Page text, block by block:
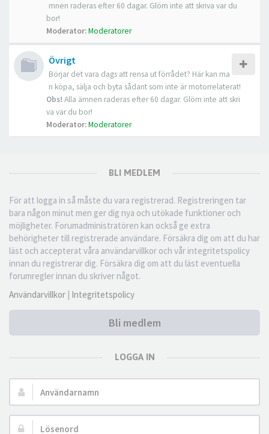
mnen raderas efter 60 dagar. Glöm inte att skriva var du
bor!
Moderator:Moderatorer
Övrigt
Börjar det vara dags att rensa ut förrådet? Här kan ma
n köpa, sälja och byta sådant som inte är motorrelaterat!
Obs! Alla ämnen raderas efter 60 dagar. Glöm inte att skri
va var du bor!
Moderator:Moderatorer
BLI MEDLEM
För att logga in så måste du vara registrerad. Registreringen tar
bara någon minut men ger dig nya och utökade funktioner och
möjligheter. Forumadministratören kan också ge extra
behörigheter till registrerade användare. Försäkra dig om att du har
läst och accepterat våra användarvillkor och vår integritetspolicy
innan du registrerar dig. Försäkra dig om att du läst eventuella
forumregler innan du skriver något.
Användarvillkor | Integritetspolicy
Bli medlem
LOGGA IN
Användarnamn:
Lösenord: